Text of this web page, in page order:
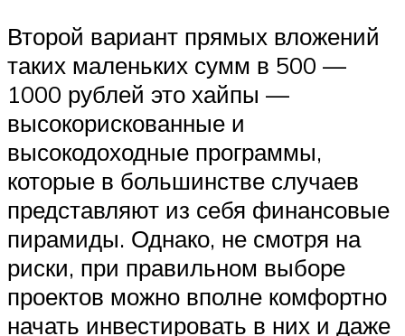
Второй вариант прямых вложений
таких маленьких сумм в 500 —
1000 рублей это хайпы —
высокорискованные и
высокодоходные программы,
которые в большинстве случаев
представляют из себя финансовые
пирамиды. Однако, не смотря на
риски, при правильном выборе
проектов можно вполне комфортно
начать инвестировать в них и даже